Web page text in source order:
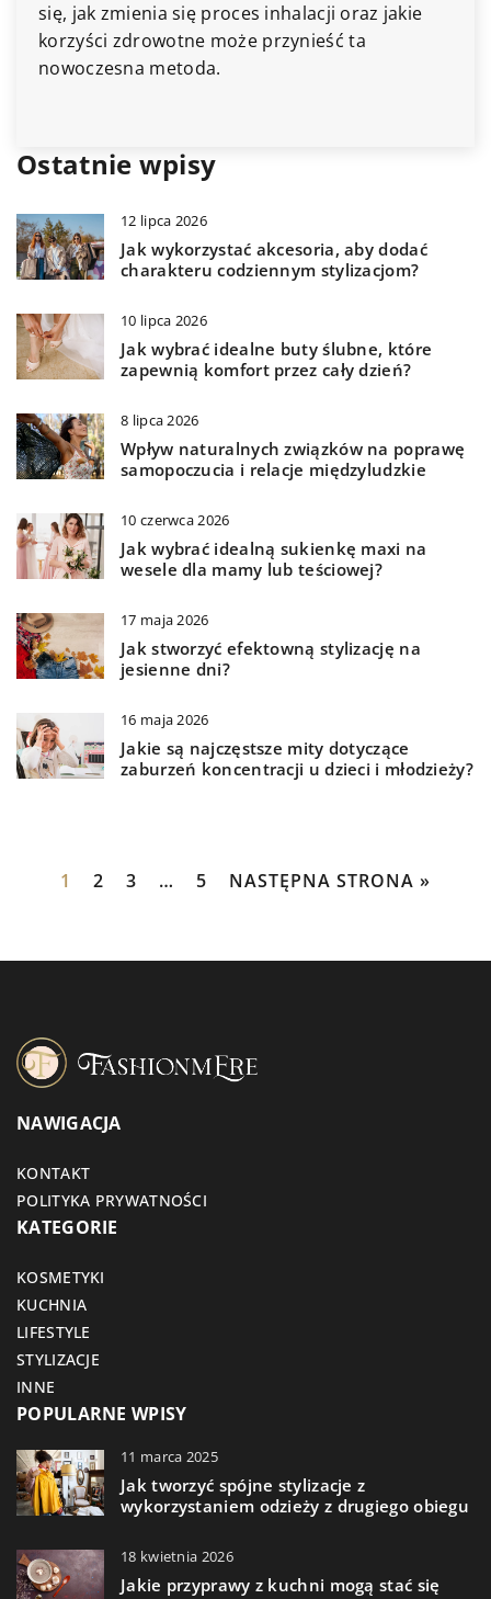
się, jak zmienia się proces inhalacji oraz jakie
korzyści zdrowotne może przynieść ta
nowoczesna metoda.
Ostatnie wpisy
12 lipca 2026
Jak wykorzystać akcesoria, aby dodać
charakteru codziennym stylizacjom?
10 lipca 2026
Jak wybrać idealne buty ślubne, które
zapewnią komfort przez cały dzień?
8 lipca 2026
Wpływ naturalnych związków na poprawę
samopoczucia i relacje międzyludzkie
10 czerwca 2026
Jak wybrać idealną sukienkę maxi na
wesele dla mamy lub teściowej?
17 maja 2026
Jak stworzyć efektowną stylizację na
jesienne dni?
16 maja 2026
Jakie są najczęstsze mity dotyczące
zaburzeń koncentracji u dzieci i młodzieży?
1 2 3 … 5 NASTĘPNA STRONA »
NAWIGACJA
KONTAKT
POLITYKA PRYWATNOŚCI
KATEGORIE
KOSMETYKI
KUCHNIA
LIFESTYLE
STYLIZACJE
INNE
POPULARNE WPISY
11 marca 2025
Jak tworzyć spójne stylizacje z
wykorzystaniem odzieży z drugiego obiegu
18 kwietnia 2026
Jakie przyprawy z kuchni mogą stać się